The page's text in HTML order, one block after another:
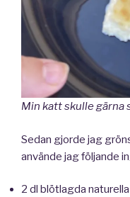
Min katt skulle gärna
Sedan gjorde jag
använde jag följande
2 dl blötlagda